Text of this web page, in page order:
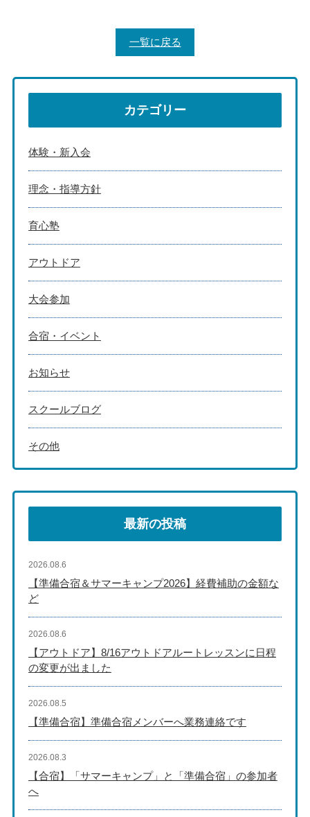
一覧に戻る
カテゴリー
体験・新入会
理念・指導方針
育心塾
アウトドア
大会参加
合宿・イベント
お知らせ
スクールブログ
その他
最新の投稿
【準備合宿＆サマーキャンプ2026】経費補助の金額な
ど
2026.08.6
【アウトドア】8/16アウトドアルートレッスンに日程
の変更が出ました
2026.08.6
【準備合宿】準備合宿メンバーへ業務連絡です
2026.08.5
【合宿】「サマーキャンプ」と「準備合宿」の参加者
へ
2026.08.3